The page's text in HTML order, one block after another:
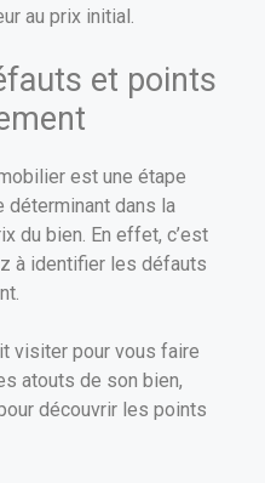
au prix initial.
et points
est une étape
déterminant dans la
du bien. En effet, c’est
à identifier les défauts
visiter pour vous faire
atouts de son bien,
découvrir les points